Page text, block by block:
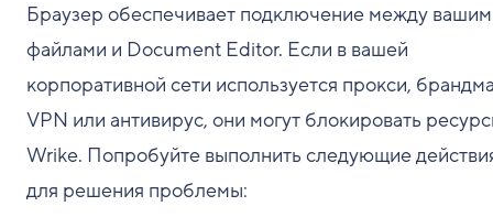
Браузер обеспечивает подключение между
файлами и Document Editor. Если в вашей
корпоративной сети используется прокси,
VPN или антивирус, они могут блокировать
Wrike. Попробуйте выполнить следующие
для решения проблемы: